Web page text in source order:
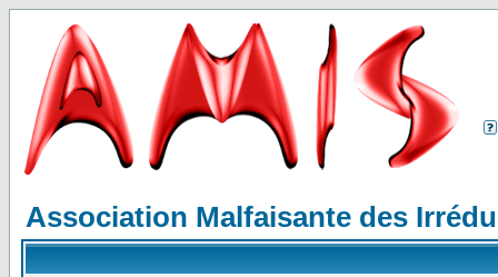
Association Malfaisante des